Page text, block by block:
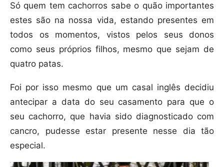
Só quem tem cachorros sabe o quão importantes
estes são na nossa vida, estando presentes em
todos os momentos, vistos pelos seus donos
como seus próprios filhos, mesmo que sejam de
quatro patas.
Foi por isso mesmo que um casal inglês decidiu
antecipar a data do seu casamento para que o
seu cachorro, que havia sido diagnosticado com
cancro, pudesse estar presente nesse dia tão
especial.